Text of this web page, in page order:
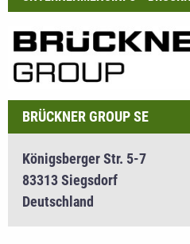
BRÜCKNER GROUP SE
Königsberger Str. 5-7
83313 Siegsdorf
Deutschland